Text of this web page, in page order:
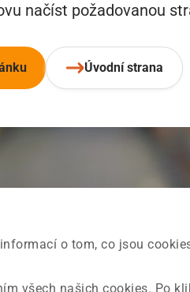
o tom, co jsou
všech našich cookies. Po
načíst požadovanou
Úvodní strana